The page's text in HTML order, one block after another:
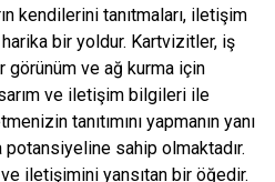
kendilerini tanıtmaları, iletişim
bir yoldur. Kartvizitler, iş
görünüm ve ağ kurma için
ve iletişim bilgileri ile
tanıtımını yapmanın yanı
potansiyeline sahip olmaktadır.
ve iletişimini yansıtan bir öğedir.